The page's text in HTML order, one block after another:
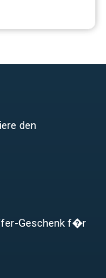
den
Geschenk f�r